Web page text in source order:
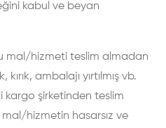
kabul ve beyan
mal/hizmeti teslim almadan
ambalajı yırtılmış vb.
kargo şirketinden teslim
mal/hizmetin hasarsız ve